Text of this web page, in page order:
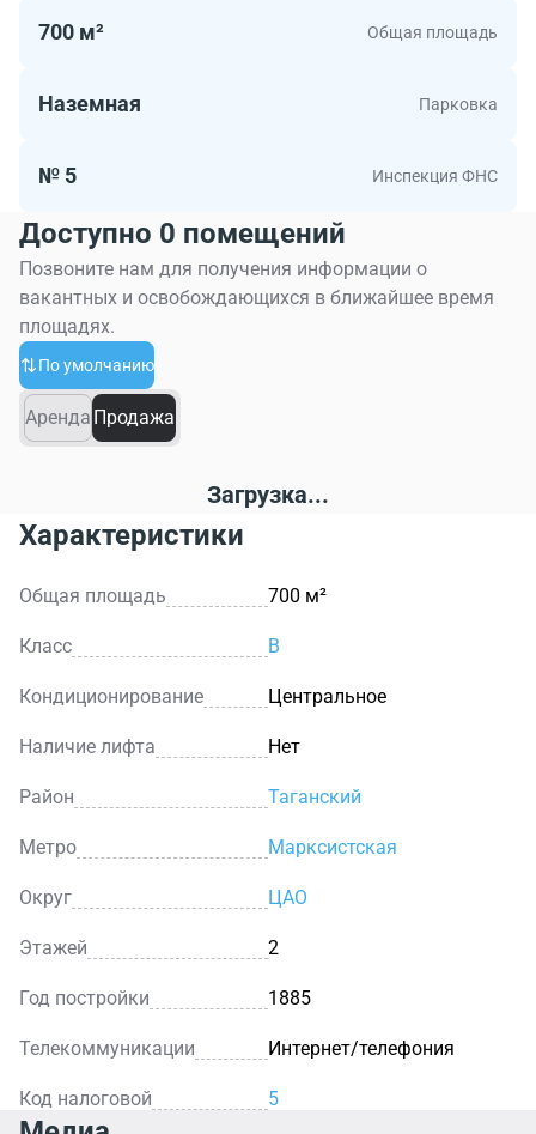
700 м² Общая площадь
Наземная Парковка
№ 5 Инспекция ФНС
Доступно 0 помещений
Позвоните нам для получения информации о
вакантных и освобождающихся в ближайшее время
площадях.
По умолчанию
Аренда Продажа
Загрузка...
Характеристики
Общая площадь 700 м²
Класс B
Кондиционирование Центральное
Наличие лифта Нет
Район Таганский
Метро Марксистская
Округ ЦАО
Этажей 2
Год постройки 1885
Телекоммуникации Интернет/телефония
Код налоговой 5